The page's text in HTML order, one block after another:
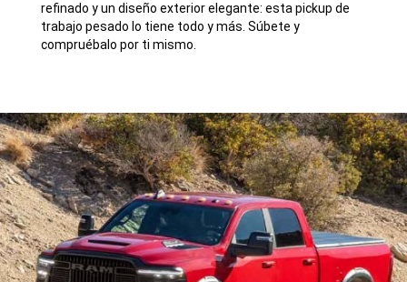
refinado y un diseño exterior elegante: esta pickup de
trabajo pesado lo tiene todo y más. Súbete y
compruébalo por ti mismo.